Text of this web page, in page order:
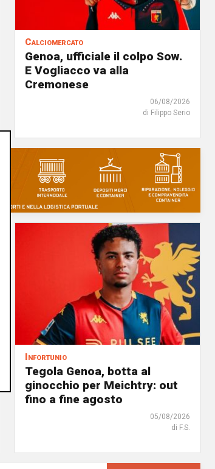
Calciomercato
Genoa, ufficiale il colpo Sow.
E Vogliacco va alla
Cremonese
06/08/2026
di Filippo Serio
Infortunio
Tegola Genoa, botta al
ginocchio per Meichtry: out
fino a fine agosto
05/08/2026
di F.S.